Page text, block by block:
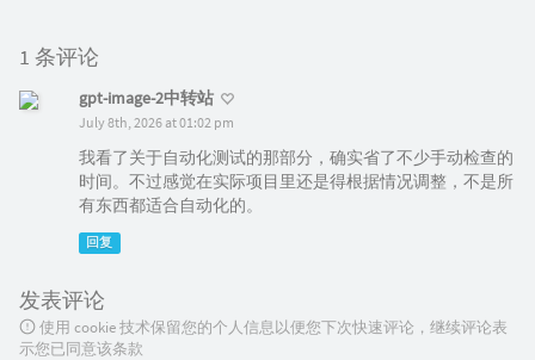
1 条评论
gpt-image-2中转站
July 8th, 2026 at 01:02 pm
我看了关于自动化测试的那部分，确实省了不少手动检查的
时间。不过感觉在实际项目里还是得根据情况调整，不是所
有东西都适合自动化的。
回复
发表评论
使用 cookie 技术保留您的个人信息以便您下次快速评论，继续评论表
示您已同意该条款